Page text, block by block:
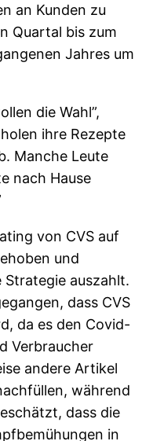
an Kunden zu
Quartal bis zum
Jahres um
die Wahl”,
ihre Rezepte
Manche Leute
nach Hause
von CVS auf
und
auszahlt.
dass CVS
da es den Covid-
Verbraucher
andere Artikel
während
dass die
in